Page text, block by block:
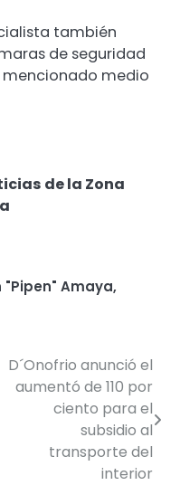
también
de seguridad
medio
de la Zona
"Pipen" Amaya,
D´Onofrio anunció el
aumentó de 110 por
ciento para el
subsidio al
transporte del
interior